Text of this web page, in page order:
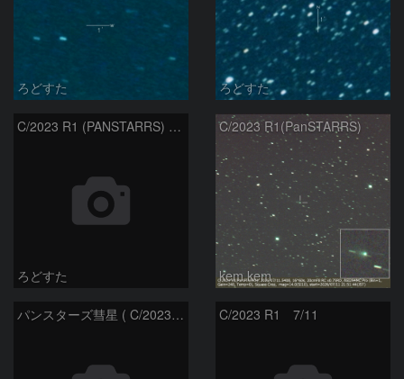
ろどすた ろどすた
C/2023 R1 (PANSTARRS) の変化
ろどすた
C/2023 R1(PanSTARRS)
kem.kem
パンスターズ彗星 ( C/2023R1 ) ：2026/07/08 C/2023 R1 7/11